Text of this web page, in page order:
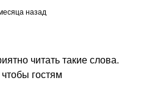
назад
читать такие слова.
гостям